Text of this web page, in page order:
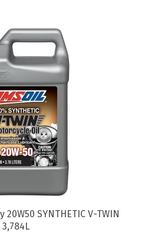
SYNTHETIC V-TWIN
3,784L